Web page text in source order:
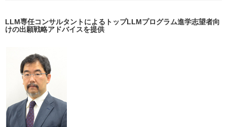
LLM専任コンサルタントによるトップLLMプログラム進学志望者向
けの出願戦略アドバイスを提供